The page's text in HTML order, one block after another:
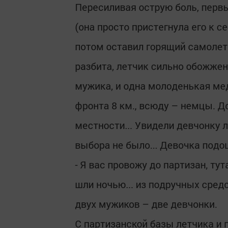
Пересиливая острую боль,
(она просто пристегнула его к
потом оставил горящий
разбита, летчик сильно
мужика, и одна молоденькая
фронта 8 км., всюду – немцы.
местности... Увидели девчонку
выбора не было... Девочка
- Я вас провожу до партизан,
шли ночью... из подручных
двух мужиков – две девчонки.
С партизанской базы летчика и